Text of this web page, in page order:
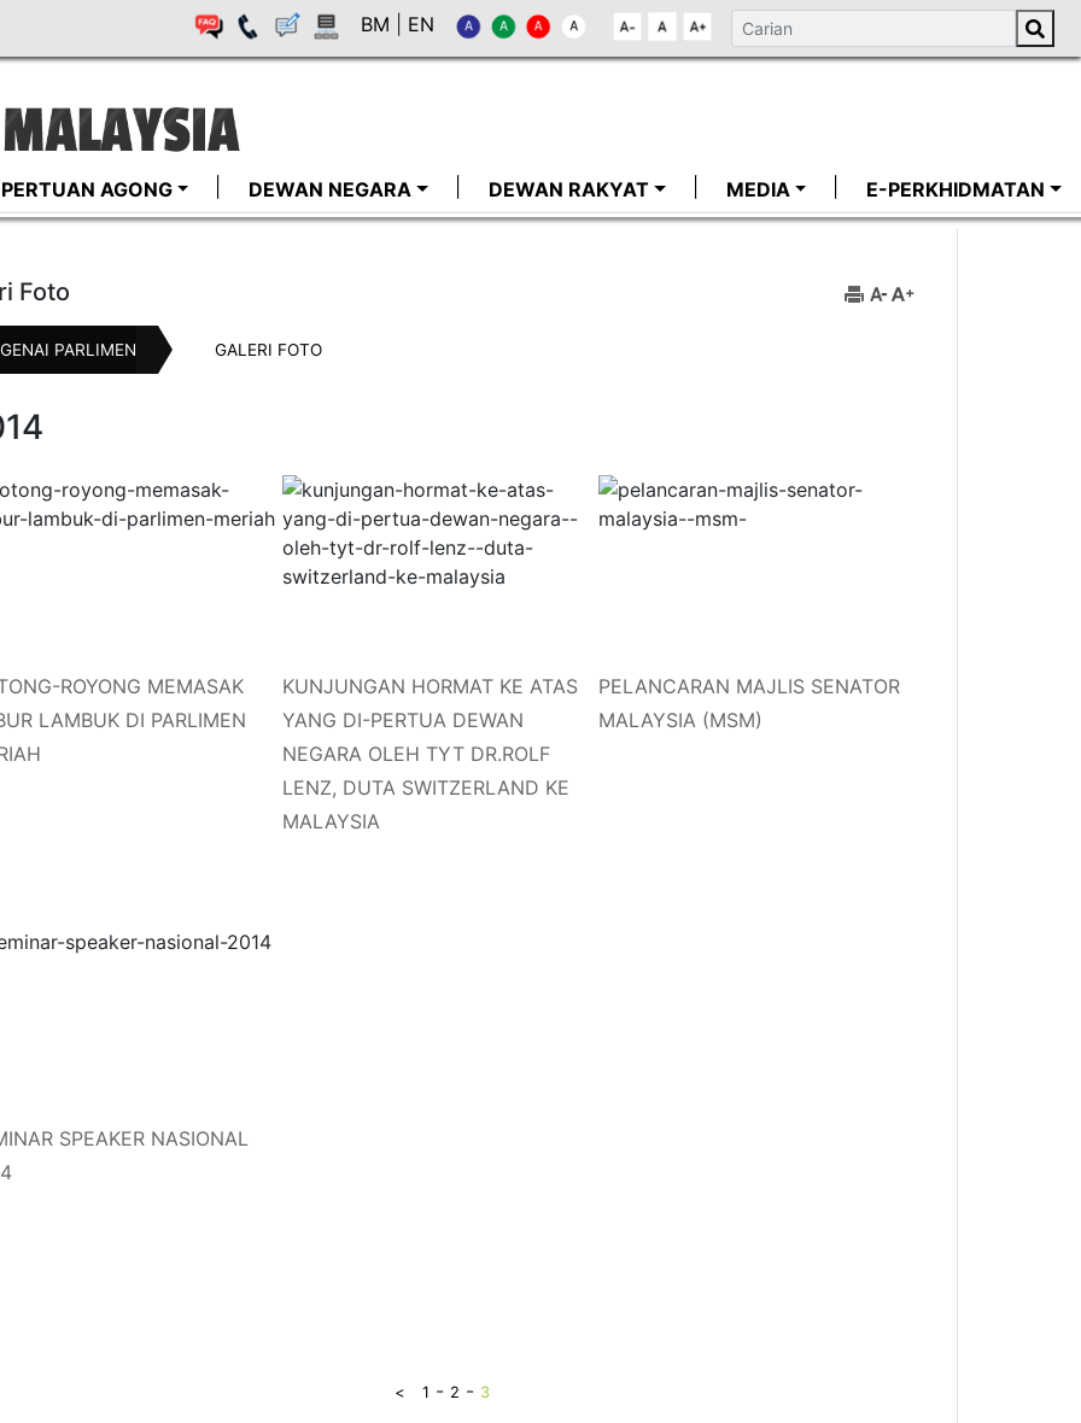
BM EN
AGONG DEWAN NEGARA DEWAN RAKYAT MEDIA E-PERKHIDMATAN
Foto
PARLIMEN GALERI FOTO
ROYONG MEMASAK
LAMBUK DI PARLIMEN
KUNJUNGAN HORMAT KE ATAS
YANG DI-PERTUA DEWAN
NEGARA OLEH TYT DR.ROLF
LENZ, DUTA SWITZERLAND KE
MALAYSIA
PELANCARAN MAJLIS SENATOR
MALAYSIA (MSM)
SPEAKER NASIONAL
< 1 - 2 - 3